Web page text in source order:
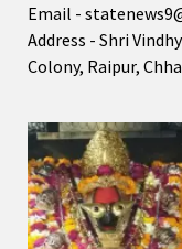
Email -
Address - Shri
Colony, Raipur,